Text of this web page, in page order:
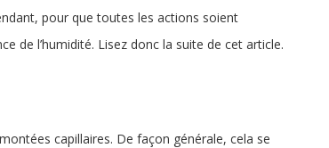
pour que toutes les actions soient
de l’humidité. Lisez donc la suite de cet article.
capillaires. De façon générale, cela se